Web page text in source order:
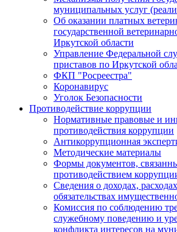
муниципальных услуг
Об оказании платных
государственной
Иркутской области
Управление Федеральной
приставов по Иркутской
ФКП "Росреестра"
Коронавирус
Уголок Безопасности
Противодействие коррупции
Нормативные правовые и
противодействия коррупции
Антикоррупционная
Методические материалы
Формы документов,
противодействием
Сведения о доходах,
обязательствах
Комиссия по соблюдению
служебному поведению и
конфликта интересов на